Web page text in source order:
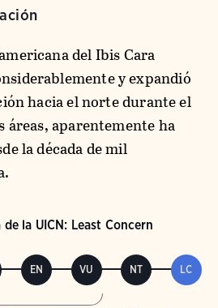
del Ibis Cara
y expandió
hacia el norte durante el
áreas, aparentemente ha
la década de mil
la UICN: Least Concern
EN VU NT LC